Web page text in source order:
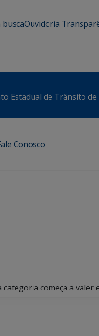
buscaOuvidoria
Estadual de Trânsito de
Conosco
começa a valer